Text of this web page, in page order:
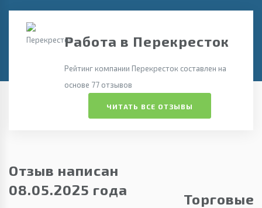
Работа в Перекресток
Рейтинг компании Перекресток составлен на
основе 77 отзывов
ЧИТАТЬ ВСЕ ОТЗЫВЫ
Отзыв написан
08.05.2025 года
Торговые